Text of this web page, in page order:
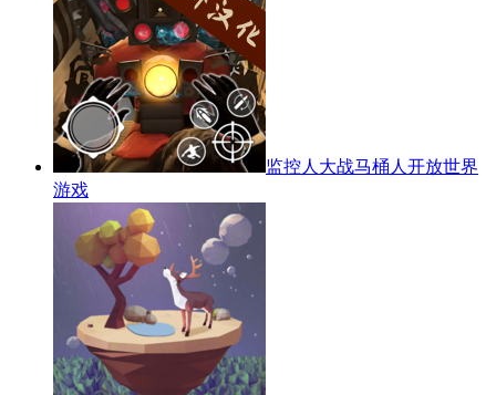
监控人大战马桶人开放世界
游戏